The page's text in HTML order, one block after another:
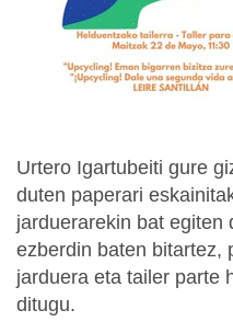
Urtero Igartubeiti gure
duten paperari
jarduerarekin bat egiten
ezberdin baten bitartez,
jarduera eta tailer parte
ditugu.